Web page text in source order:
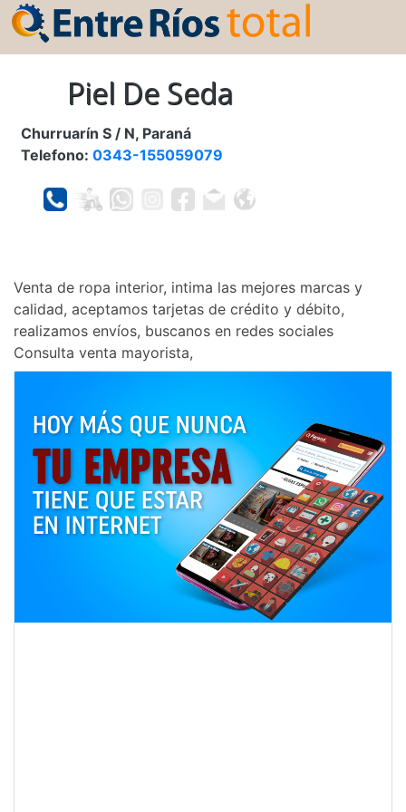
Piel De Seda
Churruarín S / N, Paraná
Telefono: 0343-155059079
Venta de ropa interior, intima las mejores marcas y
calidad, aceptamos tarjetas de crédito y débito,
realizamos envíos, buscanos en redes sociales
Consulta venta mayorista,